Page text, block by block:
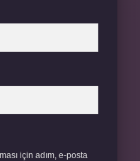
için adım, e-posta